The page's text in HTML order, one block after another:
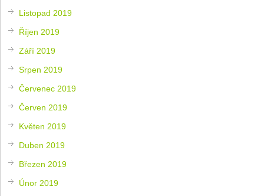
Listopad 2019
Říjen 2019
Září 2019
Srpen 2019
Červenec 2019
Červen 2019
Květen 2019
Duben 2019
Březen 2019
Únor 2019